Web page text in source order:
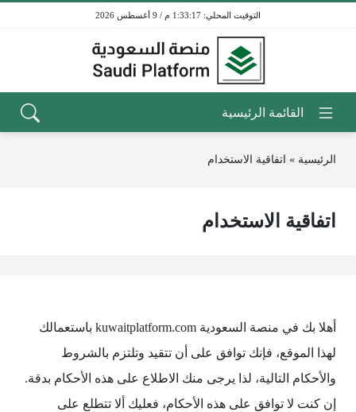
1:33:17 م / 9 أغسطس 2026
الرئيسية » اتفاقية الاستخدام
اتفاقية الاستخدام
أهلا بك في منصة السعودية kuwaitplatform.com باستعمالك
لهذا الموقع، فإنك توافق على أن تتقيد وتلتزم بالشروط
والأحكام التالية، لذا يرجى منك الاطلاع على هذه الأحكام بدقة.
إن كنت لا توافق على هذه الأحكام، فعليك ألا تتطلع على